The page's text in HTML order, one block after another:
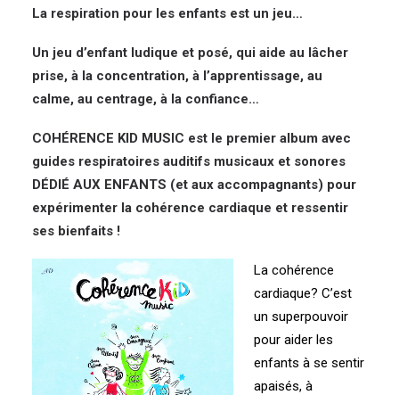
La respiration pour les enfants est un jeu…
Un jeu d’enfant ludique et posé, qui aide au lâcher
prise, à la concentration, à l’apprentissage, au
calme, au centrage, à la confiance…
COHÉRENCE KID MUSIC est le premier album avec
guides respiratoires auditifs musicaux et sonores
DÉDIÉ AUX ENFANTS (et aux accompagnants) pour
expérimenter la cohérence cardiaque et ressentir
ses bienfaits !
La cohérence
cardiaque? C’est
un superpouvoir
pour aider les
enfants à se sentir
apaisés, à